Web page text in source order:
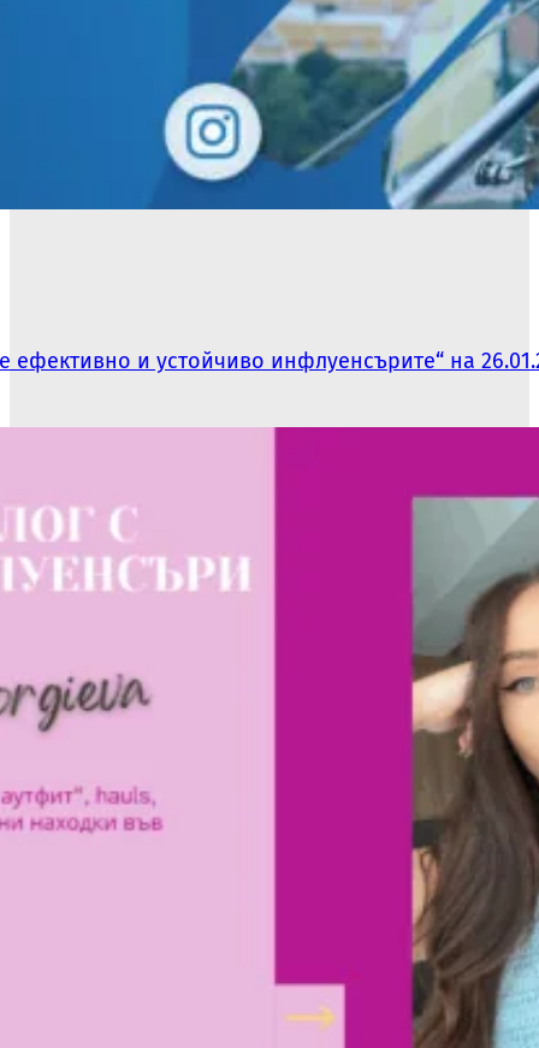
и устойчиво инфлуенсърите“ на